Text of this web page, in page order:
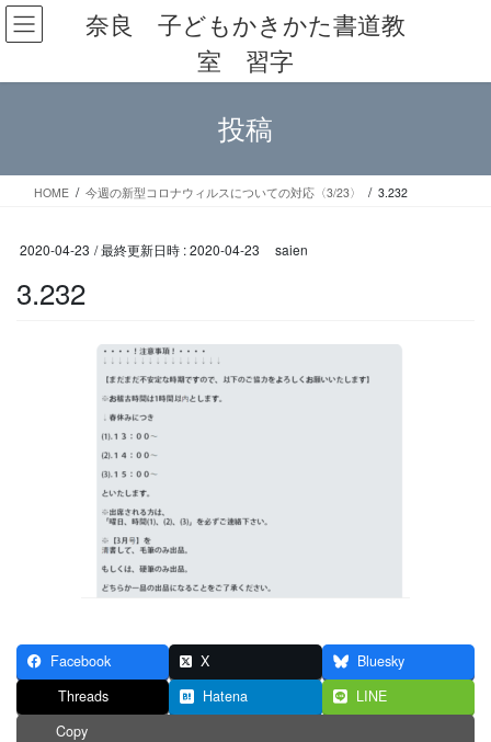
コ
ン
ン
キ
ナ
ビ
ー
に
奈良 子どもかきかた書道教
室 習字
投稿
HOME 今週の新型コロナウィルスについての対応〈3/23〉 3.232
2020-04-23 / 最終更新日時 :2020-04-23 saien
3.232
Facebook X
Bluesky
Threads
Hatena
LINE
Copy